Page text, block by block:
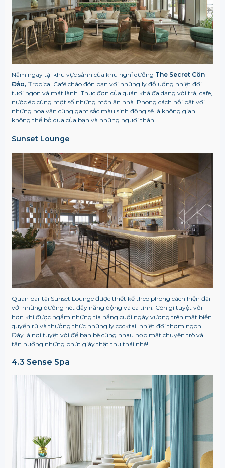
Nằm ngay tại khu vực sảnh của khu nghỉ dưỡng The Secret Côn
Đảo, Tropical Café chào đón bạn với những ly đồ uống nhiệt đới
tươi ngon và mát lành. Thực đơn của quán khá đa dạng với trà, cafe,
nước ép cùng một số những món ăn nhà. Phong cách nổi bật với
những hoa văn cùng gam sắc màu sinh động sẽ là không gian
không thể bỏ qua của bạn và những người thân.
Sunset Lounge
Quán bar tại Sunset Lounge được thiết kế theo phong cách hiện đại
với những đường nét đầy năng động và cá tính. Còn gì tuyệt vời
hơn khi được ngắm những tia nắng cuối ngày vương trên mặt biển
quyến rũ và thưởng thức những ly cocktail nhiệt đới thơm ngon.
Đây là nơi tuyệt vời để bạn bè cùng nhau họp mặt chuyện trò và
tận hưởng những phút giây thật thư thái nhé!
4.3 Sense Spa